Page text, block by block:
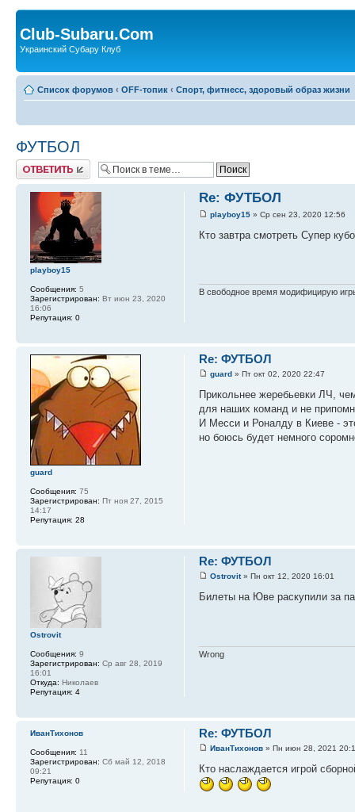
Club-Subaru.Com
Украинский Субару Клуб
Список форумов ‹ OFF-топик ‹ Спорт, фитнесс, здоровый образ жизни
ФУТБОЛ
Ответить
Re: ФУТБОЛ
playboy15» Ср сен 23, 2020 12:56
Кто завтра смотреть Супер
В свободное время модифицирую
playboy15
Сообщения: 5
Зарегистрирован: Вт июн 23, 2020
16:06
Репутация: 0
Re: ФУТБОЛ
guard» Пт окт 02, 2020 22:47
Прикольнее жеребьевки ЛЧ,
для наших команд и не
И Месси и Роналду в Киеве -
но боюсь будет немного
guard
Сообщения: 75
Зарегистрирован: Пт ноя 27, 2015
14:17
Репутация: 28
Re: ФУТБОЛ
Ostrovit» Пн окт 12, 2020 16:01
Билеты на Юве раскупили за
Wrong
Ostrovit
Сообщения: 9
Зарегистрирован: Ср авг 28, 2019
16:01
Откуда: Николаев
Репутация: 4
Re: ФУТБОЛ
ИванТихонов» Пн июн 28, 2021
Кто наслаждается игрой
ИванТихонов
Сообщения: 11
Зарегистрирован: Сб май 12, 2018
09:21
Репутация: 0